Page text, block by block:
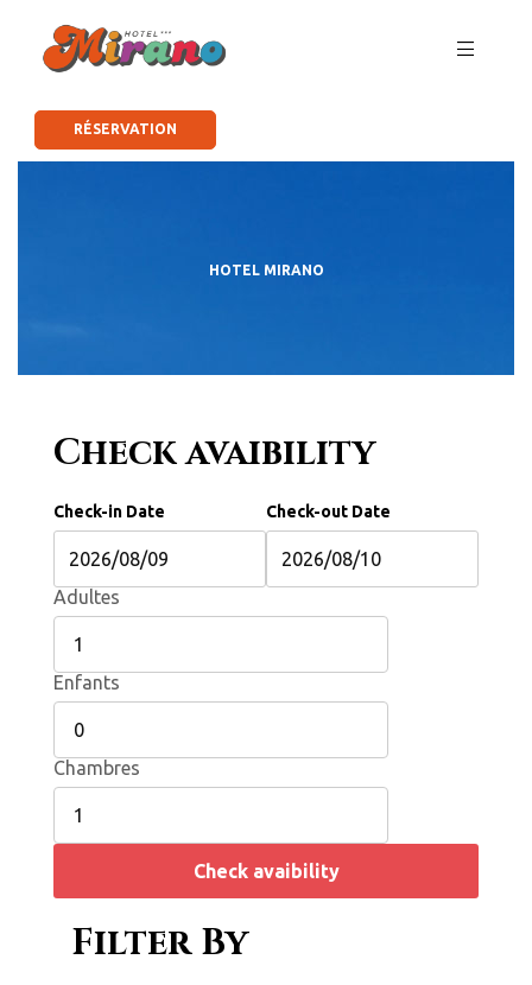
RÉSERVATION
HOTEL MIRANO
Check avaibility
Check-in Date Check-out Date
Adultes
Enfants
Chambres
Check avaibility
Filter By